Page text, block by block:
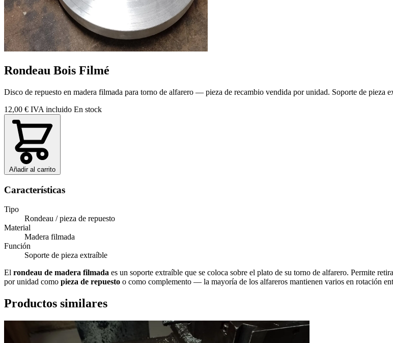
Rondeau Bois Filmé
Disco de repuesto en madera filmada para torno de alfarero — pieza de recambio vendida por unidad. Soporte de pieza
12,00 € IVA incluido En stock
Añadir al carrito
Características
Tipo
Rondeau / pieza de repuesto
Material
Madera filmada
Función
Soporte de pieza extraíble
El rondeau de madera filmada es un soporte extraíble que se coloca sobre el plato de su torno de alfarero. Permite
por unidad como pieza de repuesto o como complemento — la mayoría de los alfareros mantienen varios en rotación
Productos similares